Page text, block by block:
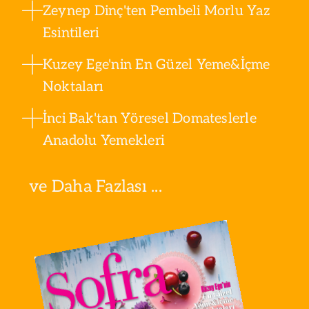
Zeynep Dinç'ten Pembeli Morlu Yaz
Esintileri
Kuzey Ege'nin En Güzel Yeme&İçme
Noktaları
İnci Bak'tan Yöresel Domateslerle
Anadolu Yemekleri
ve Daha Fazlası ...